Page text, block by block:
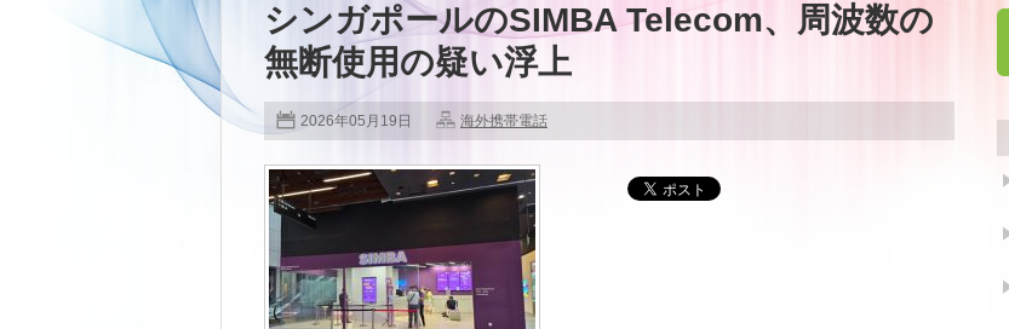
シンガポールのSIMBA Telecom、周波数の
無断使用の疑い浮上
2026年05月19日 海外携帯電話